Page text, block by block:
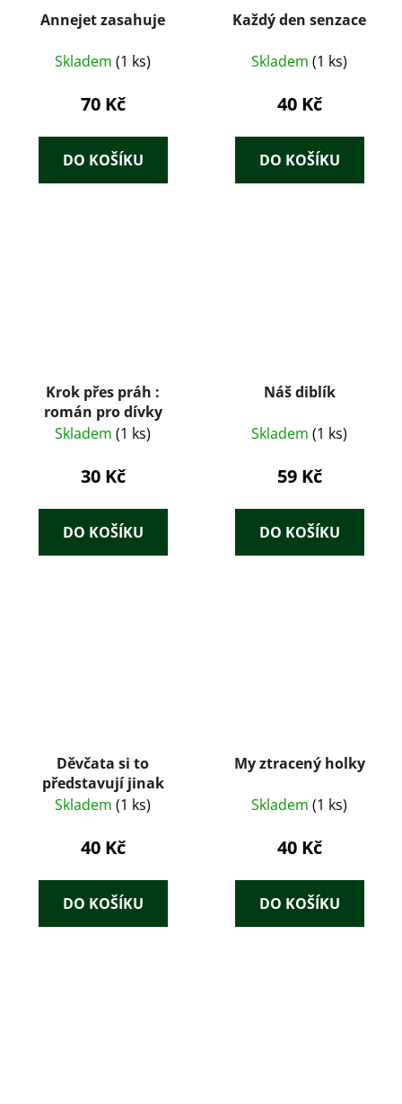
Annejet zasahuje
Skladem (1 ks)
70 Kč
DO KOŠÍKU
Každý den senzace
Skladem (1 ks)
40 Kč
DO KOŠÍKU
Krok přes práh :
román pro dívky
Skladem (1 ks)
30 Kč
DO KOŠÍKU
Náš diblík
Skladem (1 ks)
59 Kč
DO KOŠÍKU
Děvčata si to
představují jinak
Skladem (1 ks)
40 Kč
DO KOŠÍKU
My ztracený holky
Skladem (1 ks)
40 Kč
DO KOŠÍKU